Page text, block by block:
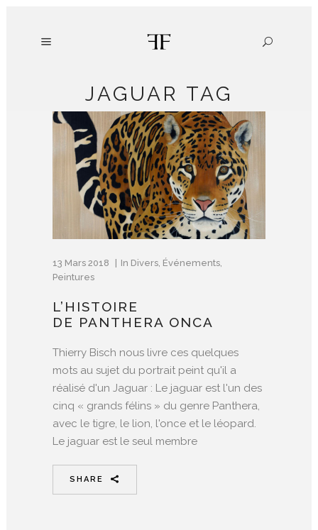
JAGUAR TAG
13 Mars 2018 In Divers Événements
Peintures
L’HISTOIRE
DE PANTHERA ONCA
Thierry Bisch nous livre ces quelques
mots au sujet du portrait peint qu'il a
réalisé d'un Jaguar : Le jaguar est l'un des
cinq « grands félins » du genre Panthera,
avec le tigre, le lion, l'once et le léopard.
Le jaguar est le seul membre
SHARE